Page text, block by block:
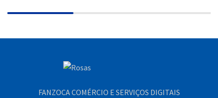
FANZOCA COMÉRCIO E SERVIÇOS DIGITAIS